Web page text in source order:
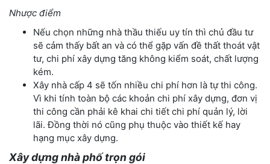
Nhược điểm
Nếu chọn những nhà thầu thiếu uy tín thì chủ đầu tư
sẽ cảm thấy bất an và có thể gặp vấn đề thất thoát vật
tư, chi phí xây dựng tăng không kiểm soát, chất lượng
kém.
Xây nhà cấp 4 sẽ tốn nhiều chi phí hơn là tự thi công.
Vì khi tính toàn bộ các khoản chi phí xây dựng, đơn vị
thi công cần phải kê khai chi tiết chi phí quản lý, lời
lãi. Đồng thời nó cũng phụ thuộc vào thiết kế hay
hạng mục xây dựng.
Xây dựng nhà phố trọn gói